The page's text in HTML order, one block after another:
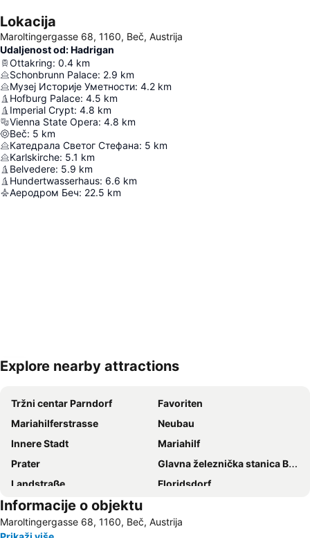
Lokacija
Maroltingergasse 68, 1160, Beč, Austrija
Udaljenost od: Hadrigan
Ottakring: 0.4 km
Schonbrunn Palace: 2.9 km
Музеј Историје Уметности: 4.2 km
Hofburg Palace: 4.5 km
Imperial Crypt: 4.8 km
Vienna State Opera: 4.8 km
Beč: 5 km
Катедрала Светог Стефана: 5 km
Karlskirche: 5.1 km
Belvedere: 5.9 km
Hundertwasserhaus: 6.6 km
Аеродром Беч: 22.5 km
Explore nearby attractions
Tržni centar Parndorf
Favoriten
Mariahilferstrasse
Neubau
Innere Stadt
Mariahilf
Prater
Glavna železnička stanica Beč
Landstraße
Floridsdorf
Vienna Airport
Wiener Stadthalle
Leopoldstadt
Informacije o objektu
Maroltingergasse 68, 1160, Beč, Austrija